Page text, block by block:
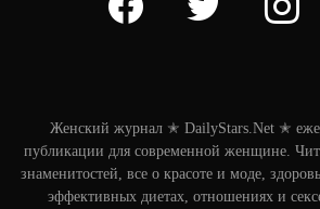
Женский журнал ✭ DailyStars.Net ✭
публикации для современной женщине.
знаменитостей, все о красоте и моде,
эффективных диетах, отношениях и